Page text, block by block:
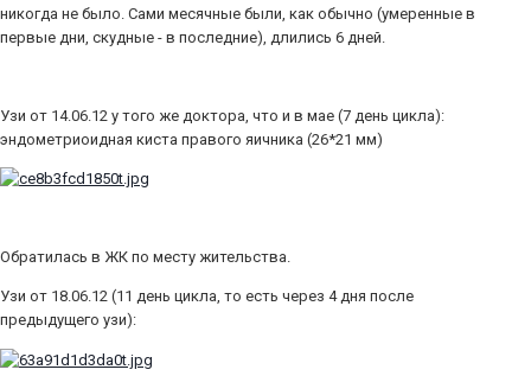
никогда не было. Сами месячные были, как обычно (умеренные в
первые дни, скудные - в последние), длились 6 дней.
Узи от 14.06.12 у того же доктора, что и в мае (7 день цикла):
эндометриоидная киста правого яичника (26*21 мм)
Обратилась в ЖК по месту жительства.
Узи от 18.06.12 (11 день цикла, то есть через 4 дня после
предыдущего узи):